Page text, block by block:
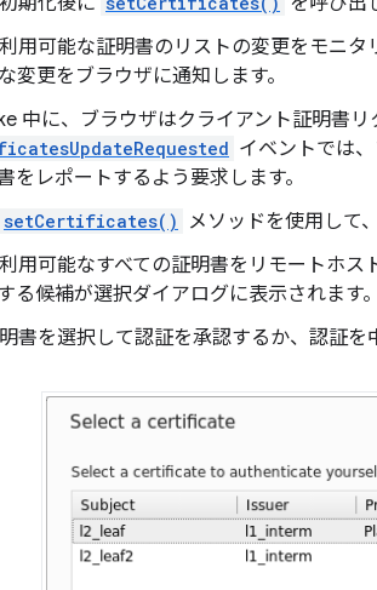
用可能な証明書のリストの変更をモニタ
変更をブラウザに通知します。
中に、ブラウザはクライアント証明書
イベントでは
をレポートするよう要求します。
setCertificates()
メソッドを使用して
用可能なすべての証明書をリモートホ
る候補が選択ダイアログに表示されます。
書を選択して認証を承認するか、認証を